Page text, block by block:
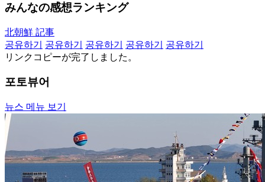
みんなの感想ランキング
北朝鮮 記事
공유하기
공유하기 공유하기 공유하기
공유하기
リンクコピーが完了しました。
포토뷰어
뉴스 메뉴 보기